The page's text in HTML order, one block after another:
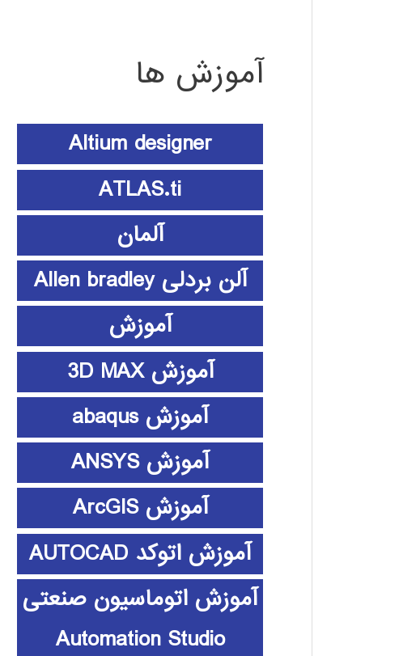
آموزش ها
Altium designer
ATLAS.ti
آلمان
آلن بردلی Allen bradley
آموزش
آموزش 3D MAX
آموزش abaqus
آموزش ANSYS
آموزش ArcGIS
آموزش اتوکد AUTOCAD
آموزش اتوماسیون صنعتی
Automation Studio